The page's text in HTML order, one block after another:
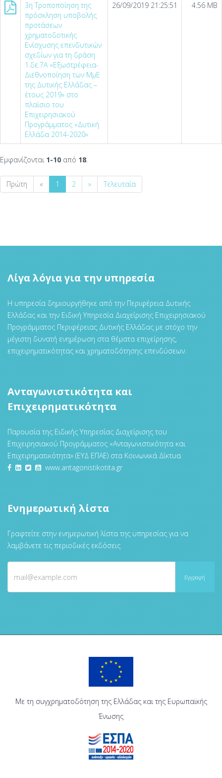
3η Τροποποίηση της
πρόσκληση υποβολής
προτάσεων
χρηματοδοτικής
Ενίσχυσης επενδυτικών
σχεδίων για τη δράση
1.δε.7Α «Εξωστρέφεια-
Διεθνοποίηση των ΜμΕ
της Δυτικής Ελλάδας –
έτους 2019» στo
πλαίσιο του
Επιχειρησιακού
Προγράμματος «Δυτική
Ελλάδα 2014-2020»
26/09/2019 21:25:51 4.56 MB
Εμφανίζονται 1-10 από 18.
Πρώτη « 1 2 » Τελευταία
Λίγα λόγια για την υπηρεσία
Η υπηρεσία δημιουργήθηκε από την Περιφέρεια Δυτικής
Ελλάδας και την Ειδική Υπηρεσία Διαχείρισης Επιχειρησιακού
Προγράμματος Περιφέρειας Δυτικής Ελλάδας με στόχο την
μέγιστη δυνατή ενημέρωση στα θέματα επιχείρησης,
επιχειρηματικότητας και χρηματοδότησης επενδύσεων.
Ανταγωνιστικότητα και
Επιχειρηματικότητα
Παρουσία της Ειδικής Υπηρεσίας Διαχείρισης του
Επιχειρησιακού Προγράμματος «Ανταγωνιστικότητα και
Επιχειρηματικότητα» (ΕΥΔ ΕΠΑΕ) στα Κοινωνικά Δίκτυα
www.antagonistikotita.gr
Ενημερωτική λίστα
Γραφτείτε στην ενημερωτική λίστα της υπηρεσίας για να
λαμβάνετε τις περιοδικές εκδόσεις
Με τη συγχρηματοδότηση της Ελλάδας και της Ευρωπαϊκής
Ένωσης